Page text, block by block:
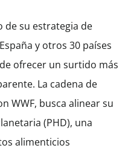
de su estrategia de
y otros 30 países
ofrecer un surtido más
La cadena de
WWF, busca alinear su
(PHD), una
alimenticios